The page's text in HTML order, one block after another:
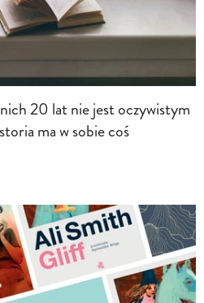
20 lat nie jest oczywistym
ma w sobie coś